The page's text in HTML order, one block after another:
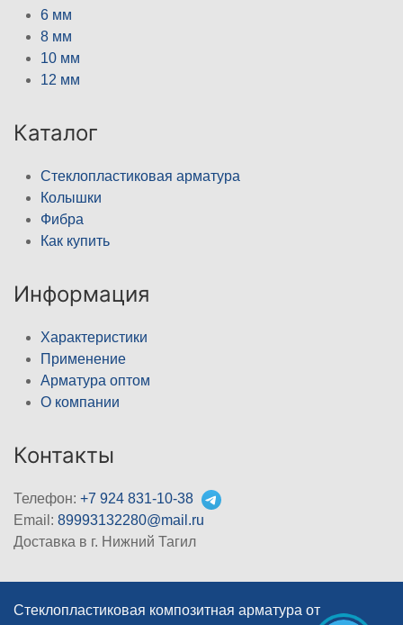
6 мм
8 мм
10 мм
12 мм
Каталог
Стеклопластиковая арматура
Колышки
Фибра
Как купить
Информация
Характеристики
Применение
Арматура оптом
О компании
Контакты
Телефон: +7 924 831-10-38
Email: 89993132280@mail.ru
Доставка в г. Нижний Тагил
Стеклопластиковая композитная арматура от